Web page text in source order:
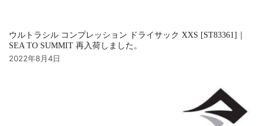
ウルトラシル コンプレッション ドライサック XXS [ST83361]｜
SEA TO SUMMIT 再入荷しました。
2022年8月4日